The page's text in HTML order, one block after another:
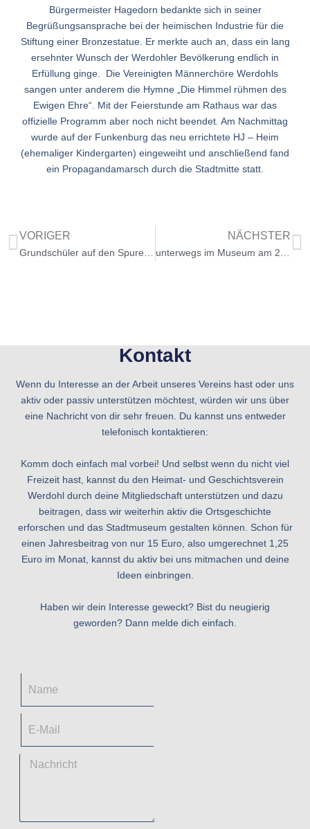
Bürgermeister Hagedorn bedankte sich in seiner
Begrüßungsansprache bei der heimischen Industrie für die
Stiftung einer Bronzestatue. Er merkte auch an, dass ein lang
ersehnter Wunsch der Werdohler Bevölkerung endlich in
Erfüllung ginge. Die Vereinigten Männerchöre Werdohls
sangen unter anderem die Hymne „Die Himmel rühmen des
Ewigen Ehre“. Mit der Feierstunde am Rathaus war das
offizielle Programm aber noch nicht beendet. Am Nachmittag
wurde auf der Funkenburg das neu errichtete HJ – Heim
(ehemaliger Kindergarten) eingeweiht und anschließend fand
ein Propagandamarsch durch die Stadtmitte statt.
VORIGER
Grundschüler auf den Spuren der Werdohler Geschichte
NÄCHSTER
unterwegs im Museum am 22. Mai 2016
Kontakt
Wenn du Interesse an der Arbeit unseres Vereins hast oder uns
aktiv oder passiv unterstützen möchtest, würden wir uns über
eine Nachricht von dir sehr freuen. Du kannst uns entweder
telefonisch kontaktieren:
Komm doch einfach mal vorbei! Und selbst wenn du nicht viel
Freizeit hast, kannst du den Heimat- und Geschichtsverein
Werdohl durch deine Mitgliedschaft unterstützen und dazu
beitragen, dass wir weiterhin aktiv die Ortsgeschichte
erforschen und das Stadtmuseum gestalten können. Schon für
einen Jahresbeitrag von nur 15 Euro, also umgerechnet 1,25
Euro im Monat, kannst du aktiv bei uns mitmachen und deine
Ideen einbringen.
Haben wir dein Interesse geweckt? Bist du neugierig
geworden? Dann melde dich einfach.